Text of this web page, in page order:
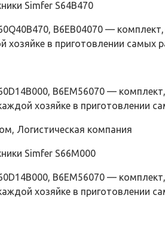
B6EB04070 —
хозяйке в приготовлении
B6EM56070 —
хозяйке в приготовлении
Логистическая компания
B6EM56070 —
хозяйке в приготовлении